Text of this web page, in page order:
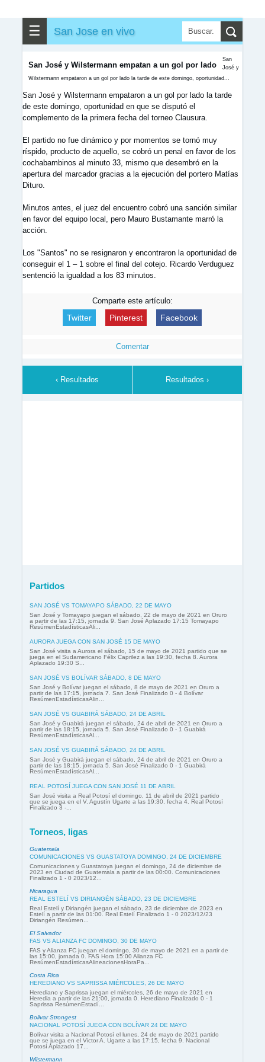
☰ San Jose en vivo
San José y Wilstermann empatan a un gol por lado
San
José y
Wilstermann empataron a un gol por lado la tarde de este domingo, oportunidad...
San José y Wilstermann empataron a un gol por lado la tarde
de este domingo, oportunidad en que se disputó el
complemento de la primera fecha del torneo Clausura.
El partido no fue dinámico y por momentos se tornó muy
ríspido, producto de aquello, se cobró un penal en favor de los
cochabambinos al minuto 33, mismo que desembró en la
apertura del marcador gracias a la ejecución del portero Matías
Dituro.
Minutos antes, el juez del encuentro cobró una sanción similar
en favor del equipo local, pero Mauro Bustamante marró la
acción.
Los "Santos" no se resignaron y encontraron la oportunidad de
conseguir el 1 – 1 sobre el final del cotejo. Ricardo Verduguez
sentenció la igualdad a los 83 minutos.
Comparte este artículo:
Twitter Pinterest Facebook
Comentar
‹ Resultados Resultados ›
Partidos
SAN JOSÉ VS TOMAYAPO SÁBADO, 22 DE MAYO
San José y Tomayapo juegan el sábado, 22 de mayo de 2021 en Oruro
a partir de las 17:15, jornada 9. San José Aplazado 17:15 Tomayapo
ResúmenEstadísticasAli...
AURORA JUEGA CON SAN JOSÉ 15 DE MAYO
San José visita a Aurora el sábado, 15 de mayo de 2021 partido que se
juega en el Sudamericano Félix Caprilez a las 19:30, fecha 8. Aurora
Aplazado 19:30 S...
SAN JOSÉ VS BOLÍVAR SÁBADO, 8 DE MAYO
San José y Bolívar juegan el sábado, 8 de mayo de 2021 en Oruro a
partir de las 17:15, jornada 7. San José Finalizado 0 - 4 Bolívar
ResúmenEstadísticasAlin...
SAN JOSÉ VS GUABIRÁ SÁBADO, 24 DE ABRIL
San José y Guabirá juegan el sábado, 24 de abril de 2021 en Oruro a
partir de las 18:15, jornada 5. San José Finalizado 0 - 1 Guabirá
ResúmenEstadísticasAl...
SAN JOSÉ VS GUABIRÁ SÁBADO, 24 DE ABRIL
San José y Guabirá juegan el sábado, 24 de abril de 2021 en Oruro a
partir de las 18:15, jornada 5. San José Finalizado 0 - 1 Guabirá
ResúmenEstadísticasAl...
REAL POTOSÍ JUEGA CON SAN JOSÉ 11 DE ABRIL
San José visita a Real Potosí el domingo, 11 de abril de 2021 partido
que se juega en el V. Agustín Ugarte a las 19:30, fecha 4. Real Potosí
Finalizado 3 -...
Torneos, ligas
Guatemala
COMUNICACIONES VS GUASTATOYA DOMINGO, 24 DE DICIEMBRE
Comunicaciones y Guastatoya juegan el domingo, 24 de diciembre de
2023 en Ciudad de Guatemala a partir de las 00:00. Comunicaciones
Finalizado 1 - 0 2023/12...
Nicaragua
REAL ESTELÍ VS DIRIANGÉN SÁBADO, 23 DE DICIEMBRE
Real Estelí y Diriangén juegan el sábado, 23 de diciembre de 2023 en
Estelí a partir de las 01:00. Real Estelí Finalizado 1 - 0 2023/12/23
Diriangén Resúmen...
El Salvador
FAS VS ALIANZA FC DOMINGO, 30 DE MAYO
FAS y Alianza FC juegan el domingo, 30 de mayo de 2021 en a partir de
las 15:00, jornada 0. FAS Hora 15:00 Alianza FC
ResúmenEstadísticasAlineacionesHoraPa...
Costa Rica
HEREDIANO VS SAPRISSA MIÉRCOLES, 26 DE MAYO
Herediano y Saprissa juegan el miércoles, 26 de mayo de 2021 en
Heredia a partir de las 21:00, jornada 0. Herediano Finalizado 0 - 1
Saprissa ResúmenEstadí...
Bolivar Strongest
NACIONAL POTOSÍ JUEGA CON BOLÍVAR 24 DE MAYO
Bolívar visita a Nacional Potosí el lunes, 24 de mayo de 2021 partido
que se juega en el Victor A. Ugarte a las 17:15, fecha 9. Nacional
Potosí Aplazado 17...
Wilstermann
Otros ▼